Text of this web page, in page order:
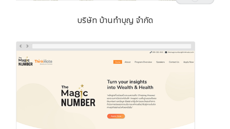
บริษัท บ้านทำบุญ จำกัด